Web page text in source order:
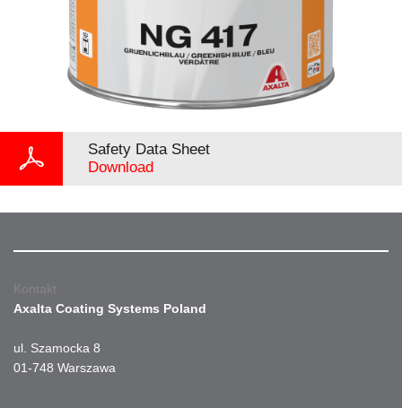
Safety Data Sheet
Download
Kontakt
Axalta Coating Systems Poland
ul. Szamocka 8
01-748 Warszawa